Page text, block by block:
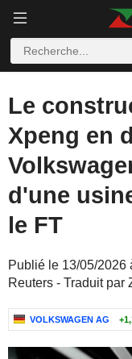
Le
Xpeng en
d'une
le FT
Publié le 13/05/2026
Reuters - Traduit par
VOLKSWAGEN AG